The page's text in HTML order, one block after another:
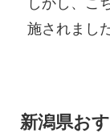
しかし、こ
施されました
新潟県お